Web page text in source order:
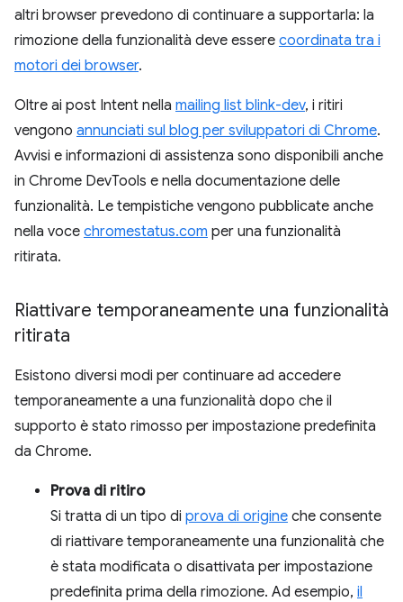
altri browser prevedono di continuare a supportarla: la
rimozione della funzionalità deve essere coordinata tra i
motori dei browser.
Oltre ai post Intent nella mailing list blink-dev, i ritiri
vengono annunciati sul blog per sviluppatori di Chrome.
Avvisi e informazioni di assistenza sono disponibili anche
in Chrome DevTools e nella documentazione delle
funzionalità. Le tempistiche vengono pubblicate anche
nella voce chromestatus.com per una funzionalità
ritirata.
Riattivare temporaneamente una funzionalità
ritirata
Esistono diversi modi per continuare ad accedere
temporaneamente a una funzionalità dopo che il
supporto è stato rimosso per impostazione predefinita
da Chrome.
Prova di ritiro
Si tratta di un tipo di prova di origine che consente
di riattivare temporaneamente una funzionalità che
è stata modificata o disattivata per impostazione
predefinita prima della rimozione. Ad esempio, il